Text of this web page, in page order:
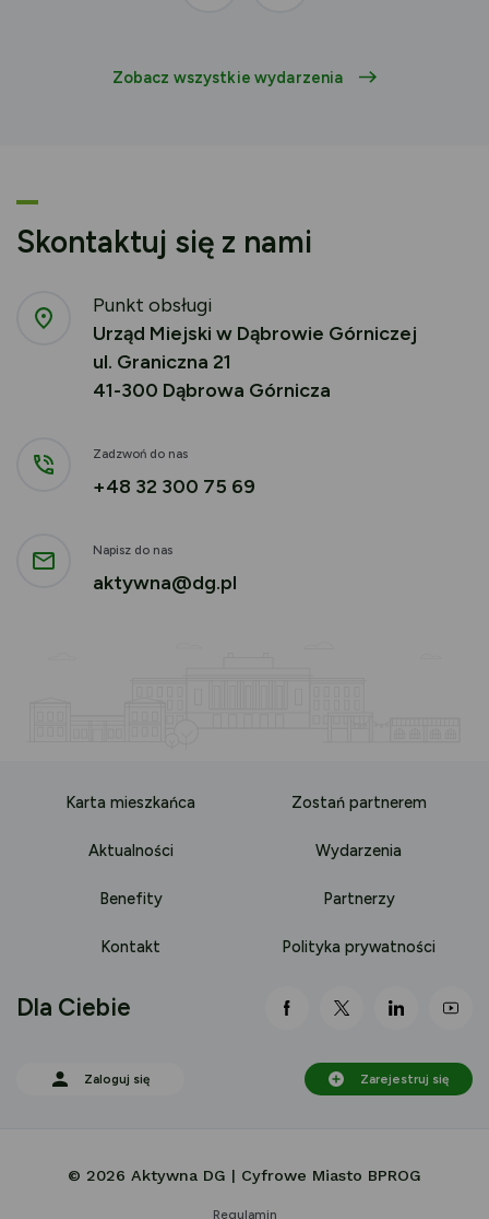
Zobacz wszystkie wydarzenia
Skontaktuj się z nami
Punkt obsługi
Urząd Miejski w Dąbrowie Górniczej
ul. Graniczna 21
41-300 Dąbrowa Górnicza
Zadzwoń do nas
+48 32 300 75 69
Napisz do nas
aktywna@dg.pl
Karta mieszkańca Zostań partnerem
Aktualności Wydarzenia
Benefity Partnerzy
Kontakt Polityka prywatności
link otwiera się nowej
link otwiera się
link
Dla Ciebie
Zaloguj się Zarejestruj się
© 2026 Aktywna DG | Cyfrowe Miasto BPROG
Regulamin